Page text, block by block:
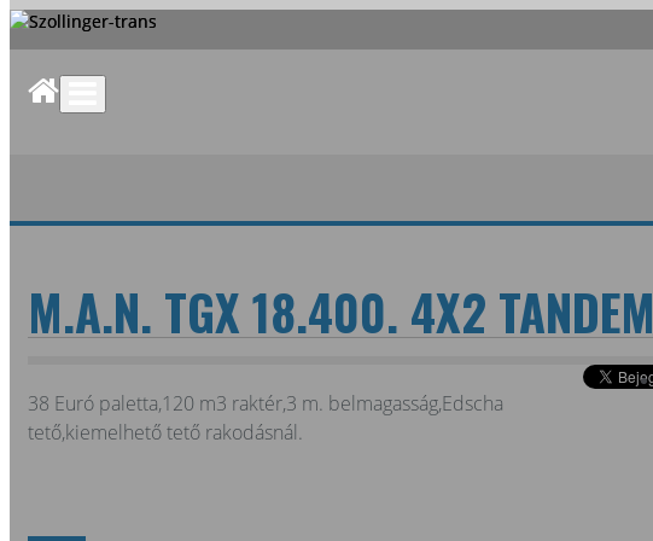
M.A.N. TGX 18.400. 4X2 TANDEM
38 Euró paletta,120 m3 raktér,3 m. belmagasság,Edscha
tető,kiemelhető tető rakodásnál.